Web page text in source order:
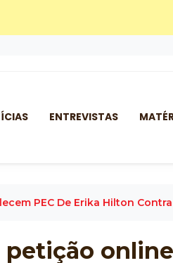
ENTREVISTAS
PEC De Erika Hilton Contra
petição online